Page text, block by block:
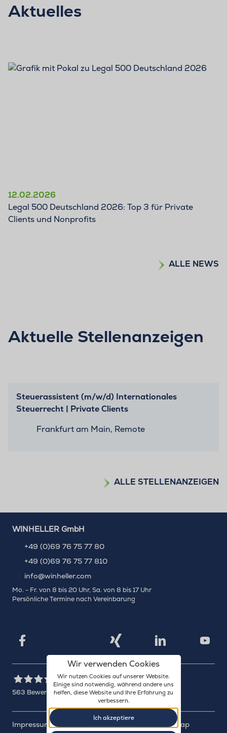
Wir verwenden Cookies
Wir nutzen Cookies auf unserer Website.
Einige sind notwendig, während andere uns
helfen, diese Website und Ihre Erfahrung zu
verbessern.
Ich akzeptiere
Aktuelles
12.02.2026
Legal 500 Deutschland 2026: Top 3 für Private
Clients und Nonprofits
ALLE NEWS
Aktuelle Stellenanzeigen
Steuerassistent (m/w/d) Internationales
Steuerrecht | Private Clients
Frankfurt am Main, Remote
ALLE STELLENANZEIGEN
WINHELLER GmbH
+49 (0)69 76 75 77 80
+49 (0)69 76 75 77 810
info@winheller.com
Mo. - Fr. von 8 bis 20 Uhr, Sa. von 8 bis 17 Uhr
Persönliche Termine nach Vereinbarung
Facebook Xing LinkedIn
WINHELLER GmbH
563 Bewertungen auf ProvenExpert.com
Impressum Datenschutz Sitemap